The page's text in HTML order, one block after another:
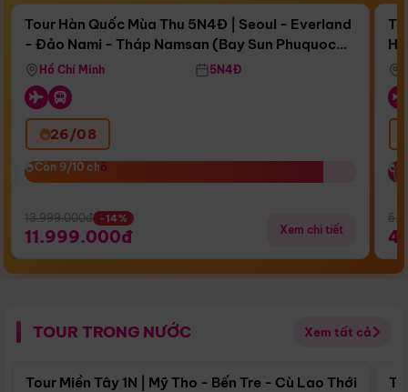
Còn17 ngày 11:01:04
Bay Sun Phuquoc Airways
Tour Hàn Quốc Mùa Thu 5N4Đ | Seoul - Everland
- Đảo Nami - Tháp Namsan (Bay Sun Phuquoc
Airways)
Hồ Chí Minh 5N4Đ
26/08
Còn 9/10 chỗ
Còn 9/10 chỗ
13.999.000đ -14%
11.999.000đ Xem chi tiết
TOUR TRONG NƯỚC Xem tất cả
Điểm nổi bật
Tour Miền Tây 1N | Mỹ Tho - Bến Tre - Cù Lao Thới